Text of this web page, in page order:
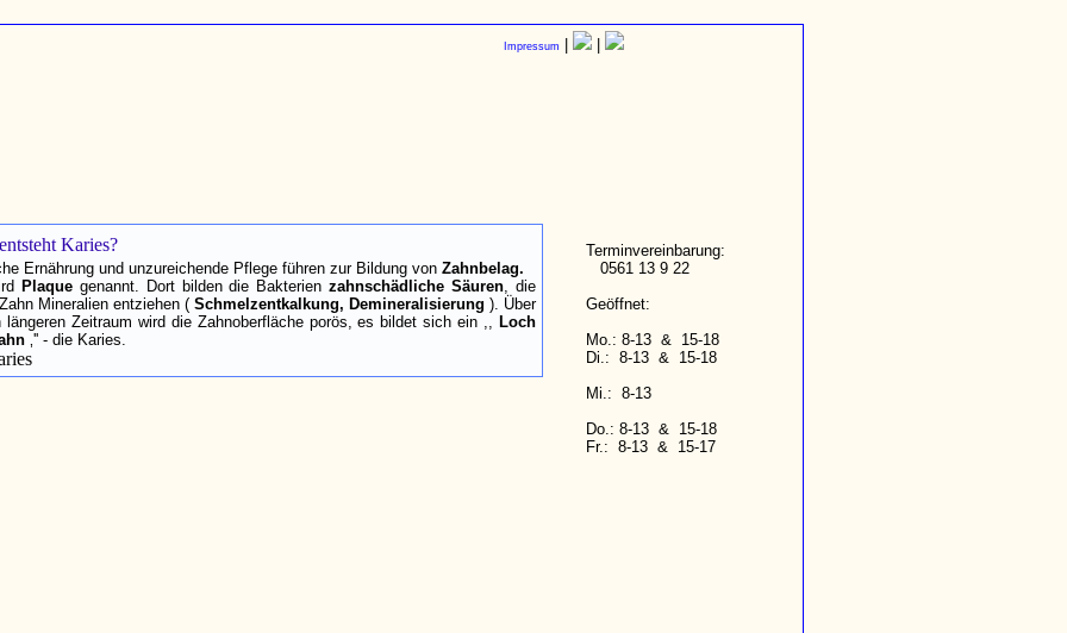
Impressum
Karies?
Ernährung und unzureichende Pflege führen zur Bildung von Zahnbelag.
Plaquegenannt. Dort bilden die Bakterienzahnschädliche Säuren, die
Mineralien entziehen ( Schmelzentkalkung, Demineralisierung ). Über
längeren Zeitraum wird die Zahnoberfläche porös, es bildet sich ein ,, Loch
‚'' - die Karies.
Terminvereinbarung:
0561 13 9 22
Geöffnet:
Mo.: 8-13 & 15-18
Di.: 8-13 & 15-18
Mi.: 8-13
Do.: 8-13 & 15-18
Fr.: 8-13 & 15-17